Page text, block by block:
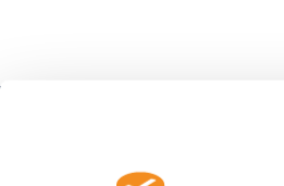
Alpenquai 30